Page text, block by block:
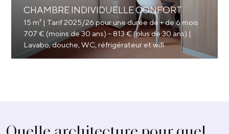
CHAMBRE INDIVIDUELLE CONFORT
15 m² | Tarif 2025/26 pour une durée de + de 6 mois :
707 € (moins de 30 ans) – 813 € (plus de 30 ans) |
Lavabo, douche, WC, réfrigérateur et wifi